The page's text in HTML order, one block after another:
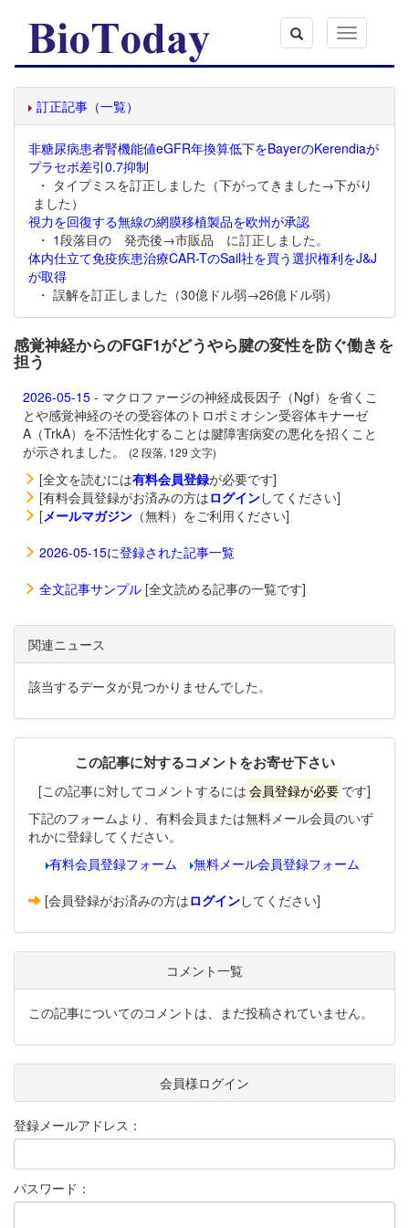
Toggle
navigation
訂正記事（一覧）
非糖尿病患者腎機能値eGFR年換算低下をBayerのKerendiaが
プラセボ差引0.7抑制
・ タイプミスを訂正しました（下がってきました→下がり
ました）
視力を回復する無線の網膜移植製品を欧州が承認
・ 1段落目の 発売後→市販品 に訂正しました。
体内仕立て免疫疾患治療CAR-TのSail社を買う選択権利をJ&J
が取得
・ 誤解を訂正しました（30億ドル弱→26億ドル弱）
感覚神経からのFGF1がどうやら腱の変性を防ぐ働きを
担う
2026-05-15 - マクロファージの神経成長因子（Ngf）を省くこ
とや感覚神経のその受容体のトロポミオシン受容体キナーゼ
A（TrkA）を不活性化することは腱障害病変の悪化を招くこと
が示されました。
(2 段落, 129 文字)
[全文を読むには有料会員登録が必要です]
[有料会員登録がお済みの方はログインしてください]
[メールマガジン （無料）をご利用ください]
2026-05-15に登録された記事一覧
全文記事サンプル [全文読める記事の一覧です]
関連ニュース
該当するデータが見つかりませんでした。
この記事に対するコメントをお寄せ下さい
[この記事に対してコメントするには 会員登録が必要 です]
下記のフォームより、有料会員または無料メール会員のいず
れかに登録してください。
有料会員登録フォーム
無料メール会員登録フォーム
[会員登録がお済みの方はログインしてください]
コメント一覧
この記事についてのコメントは、まだ投稿されていません。
会員様ログイン
登録メールアドレス：
パスワード：